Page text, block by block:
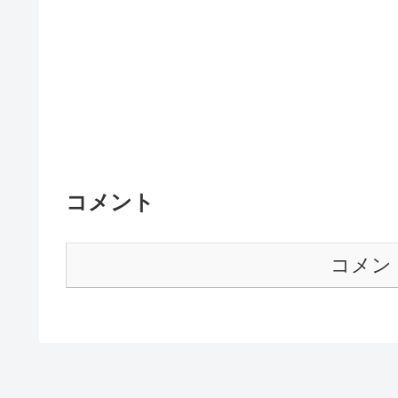
コメント
コメン